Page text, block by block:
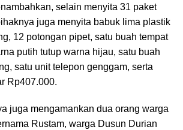
selain menyita 31 paket
juga menyita babuk lima plastik
12 potongan pipet, satu buah tempat
putih tutup warna hijau, satu buah
satu unit telepon genggam, serta
Rp407.000.
juga mengamankan dua orang warga
Rustam, warga Dusun Durian